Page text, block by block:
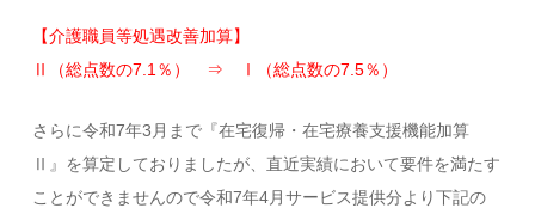
【介護職員等処遇改善加算】
Ⅱ（総点数の7.1％） ⇒ Ⅰ（総点数の7.5％）
さらに令和7年3月まで『在宅復帰・在宅療養支援機能加算
Ⅱ』を算定しておりましたが、直近実績において要件を満たす
ことができませんので令和7年4月サービス提供分より下記の